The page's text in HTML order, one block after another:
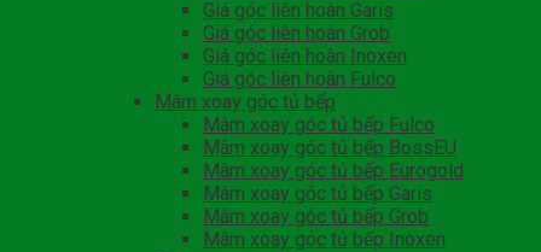
Giá góc liên hoàn Garis
Giá góc liên hoàn Grob
Giá góc liên hoàn Inoxen
Giá góc liên hoàn Fulco
Mâm xoay góc tủ bếp
Mâm xoay góc tủ bếp Fulco
Mâm xoay góc tủ bếp BossEU
Mâm xoay góc tủ bếp Eurogold
Mâm xoay góc tủ bếp Garis
Mâm xoay góc tủ bếp Grob
Mâm xoay góc tủ bếp Inoxen